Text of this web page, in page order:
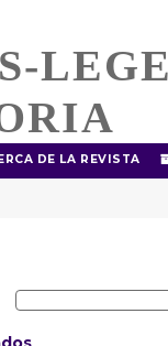
DE LA REVISTA